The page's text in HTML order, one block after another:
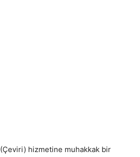
(Çeviri) hizmetine muhakkak bir